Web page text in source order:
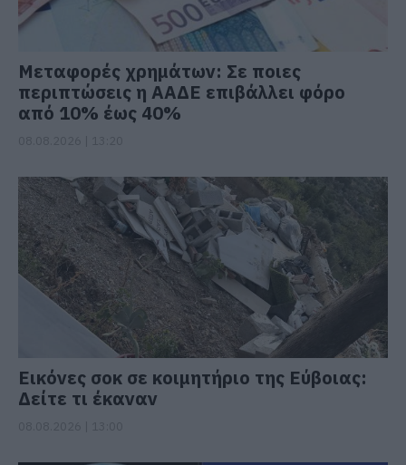
Μεταφορές χρημάτων: Σε ποιες
περιπτώσεις η ΑΑΔΕ επιβάλλει φόρο
από 10% έως 40%
Εικόνες σοκ σε κοιμητήριο της Εύβοιας:
Δείτε τι έκαναν